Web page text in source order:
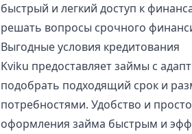
быстрый и легкий доступ к
решать вопросы срочного
Выгодные условия кредитования
Kviku предоставляет займы с
подобрать подходящий срок и
потребностями. Удобство и
оформления займа быстрым и